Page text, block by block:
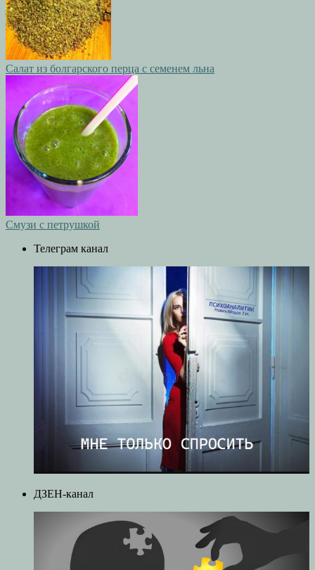
Салат из болгарского перца с семенем льна
Смузи с петрушкой
Телеграм канал
ДЗЕН-канал